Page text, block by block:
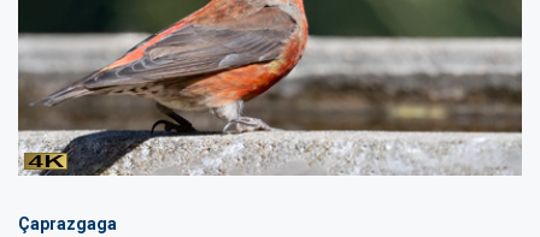
Çaprazgaga